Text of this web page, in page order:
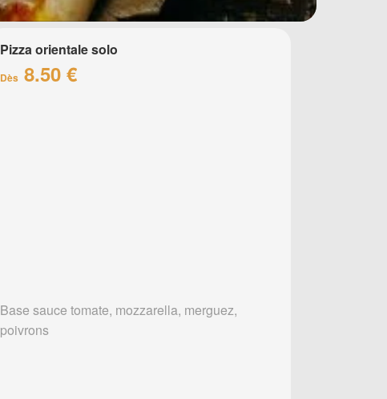
Pizza orientale solo
Dès 8.50 €
Base sauce tomate, mozzarella, merguez,
poivrons